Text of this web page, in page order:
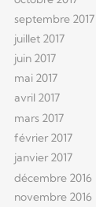
septembre 2017
juillet 2017
juin 2017
mai 2017
avril 2017
mars 2017
février 2017
janvier 2017
décembre 2016
novembre 2016